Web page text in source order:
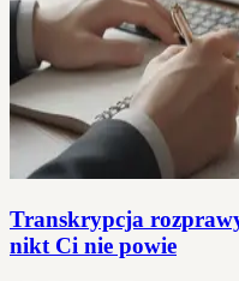
Transkrypcja
nikt Ci nie powie